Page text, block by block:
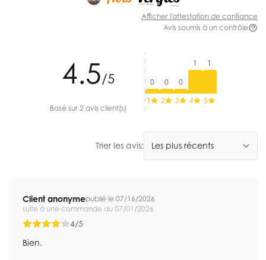
Afficher l'attestation de confiance
Avis soumis à un contrôle
4.5/5
Basé sur 2 avis client(s)
0
1
0
2
0
3
1
4
1
5
Trier les avis:
Client anonymepublié le 07/16/2026
suite à une commande du 07/01/2026
4/5
Bien.